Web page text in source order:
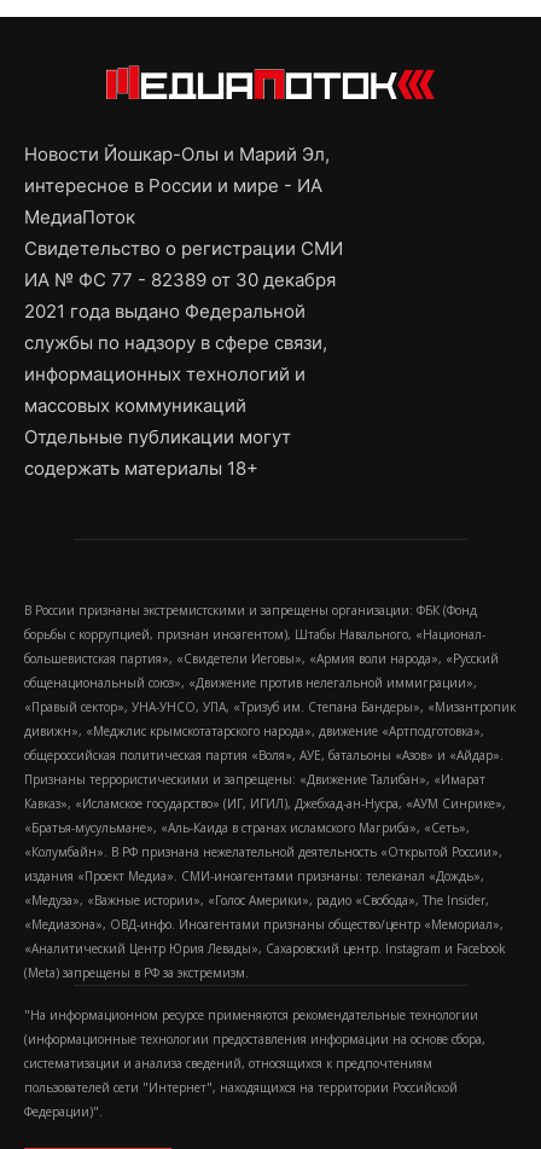
Новости Йошкар-Олы и Марий Эл,
интересное в России и мире - ИА
МедиаПоток
Свидетельство о регистрации СМИ
ИА № ФС 77 - 82389 от 30 декабря
2021 года выдано Федеральной
службы по надзору в сфере связи,
информационных технологий и
массовых коммуникаций
Отдельные публикации могут
содержать материалы 18+
В России признаны экстремистскими и запрещены организации: ФБК (Фонд
борьбы с коррупцией, признан иноагентом), Штабы Навального, «Национал-
большевистская партия», «Свидетели Иеговы», «Армия воли народа», «Русский
общенациональный союз», «Движение против нелегальной иммиграции»,
«Правый сектор», УНА-УНСО, УПА, «Тризуб им. Степана Бандеры», «Мизантропик
дивижн», «Меджлис крымскотатарского народа», движение «Артподготовка»,
общероссийская политическая партия «Воля», АУЕ, батальоны «Азов» и «Айдар».
Признаны террористическими и запрещены: «Движение Талибан», «Имарат
Кавказ», «Исламское государство» (ИГ, ИГИЛ), Джебхад-ан-Нусра, «АУМ Синрике»,
«Братья-мусульмане», «Аль-Каида в странах исламского Магриба», «Сеть»,
«Колумбайн». В РФ признана нежелательной деятельность «Открытой России»,
издания «Проект Медиа». СМИ-иноагентами признаны: телеканал «Дождь»,
«Медуза», «Важные истории», «Голос Америки», радио «Свобода», The Insider,
«Медиазона», ОВД-инфо. Иноагентами признаны общество/центр «Мемориал»,
«Аналитический Центр Юрия Левады», Сахаровский центр. Instagram и Facebook
(Metа) запрещены в РФ за экстремизм.
"На информационном ресурсе применяются рекомендательные технологии
(информационные технологии предоставления информации на основе сбора,
систематизации и анализа сведений, относящихся к предпочтениям
пользователей сети "Интернет", находящихся на территории Российской
Федерации)".